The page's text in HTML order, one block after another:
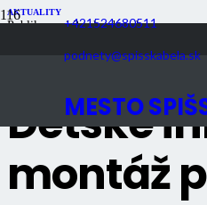
+421524680511
podnety@spisskabela.sk
MESTO
AKTUALITY
Publikované3 roky dozadu
Detské
montáž